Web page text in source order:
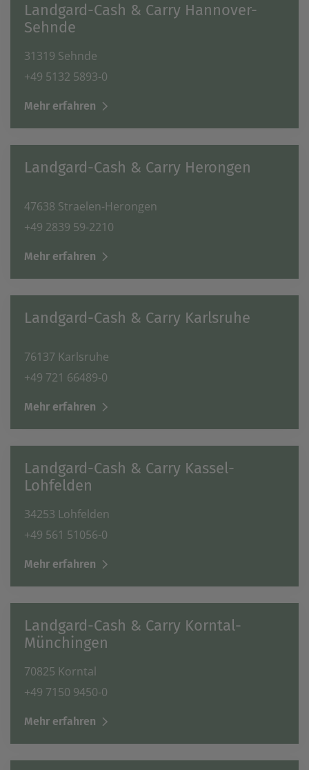
Landgard-Cash & Carry Hannover-
Sehnde
31319 Sehnde
+49 5132 5893-0
Mehr erfahren
Landgard-Cash & Carry Herongen
47638 Straelen-Herongen
+49 2839 59-2210
Mehr erfahren
Landgard-Cash & Carry Karlsruhe
76137 Karlsruhe
+49 721 66489-0
Mehr erfahren
Landgard-Cash & Carry Kassel-
Lohfelden
34253 Lohfelden
+49 561 51056-0
Mehr erfahren
Landgard-Cash & Carry Korntal-
Münchingen
70825 Korntal
+49 7150 9450-0
Mehr erfahren